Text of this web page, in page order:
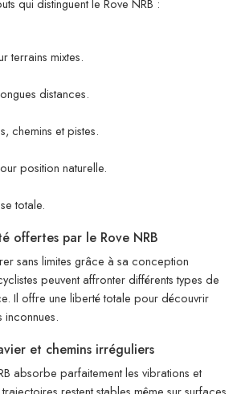
qui distinguent le Rove NRB :
terrains mixtes.
distances.
chemins et pistes.
position naturelle.
totale.
offertes par le Rove NRB
sans limites grâce à sa conception
peuvent affronter différents types de
Il offre une liberté totale pour découvrir
inconnues.
et chemins irréguliers
absorbe parfaitement les vibrations et